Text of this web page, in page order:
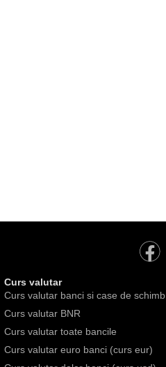
Curs valutar
Curs valutar banci si case de schimb
Curs valutar BNR
Curs valutar toate bancile
Curs valutar euro banci (curs eur)